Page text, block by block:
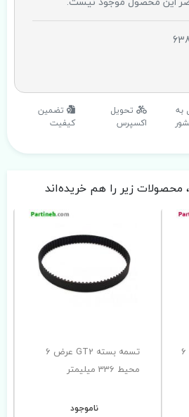
به
تحویل
اکسپرس
تضمین
کیفیت
زیر را هم خریده‌اند
تسمه تایمینگ GT2 عرض 6
تسمه بسته GT2 عرض 6
محیط 336 میلیمتر
ناموجود